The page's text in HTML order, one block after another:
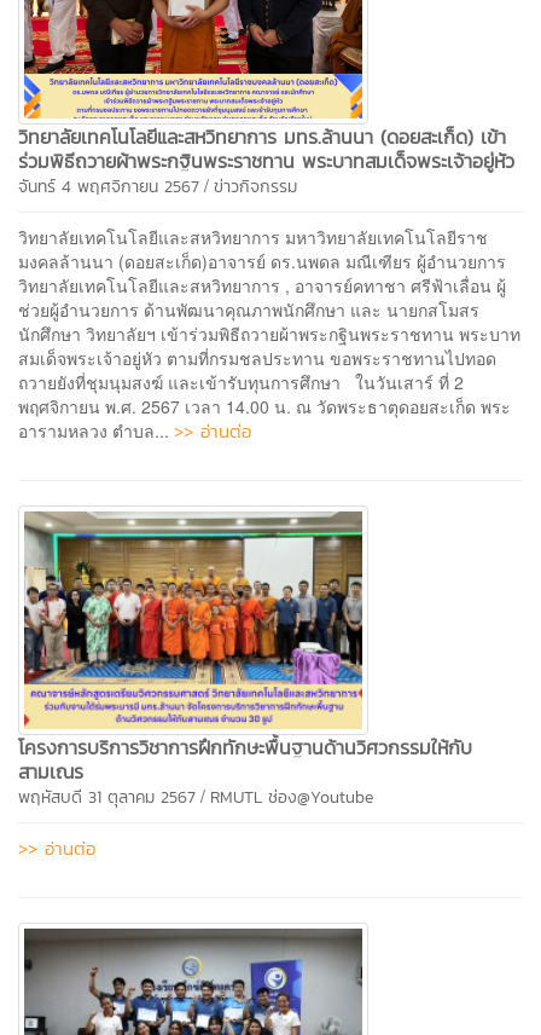
วิทยาลัยเทคโนโลยีและสหวิทยาการ มทร.ล้านนา (ดอยสะเก็ด) เข้า
ร่วมพิธีถวายผ้าพระกฐินพระราชทาน พระบาทสมเด็จพระเจ้าอยู่หัว
จันทร์ 4 พฤศจิกายน 2567 / ข่าวกิจกรรม
วิทยาลัยเทคโนโลยีและสหวิทยาการ​ ​มหาวิทยาลัยเทคโนโลยีราช
มงคลล้านนา (ดอยสะเก็ด)​ อาจารย์ ดร.นพดล มณีเฑียร ผู้อำนวยการ
วิทยาลัยเทคโนโลยีและสหวิทยาการ , อาจารย์คทาชา ศรีฟ้าเลื่อน ผู้
ช่วยผู้อำนวยการ ด้านพัฒนาคุณภาพนักศึกษา และ นายกสโมสร
นักศึกษา วิทยาลัยฯ เข้าร่วมพิธีถวายผ้าพระกฐินพระราชทาน พระบาท
สมเด็จพระเจ้าอยู่หัว ตามที่กรมชลประทาน ขอพระราชทานไปทอด
ถวายยังที่ชุมนุมสงฆ์ และเข้ารับทุนการศึกษา ในวันเสาร์ ที่ 2
พฤศจิกายน พ.ศ. 2567 เวลา 14.00 น. ณ วัดพระธาตุดอยสะเก็ด พระ
อารามหลวง ตำบล... >> อ่านต่อ
โครงการบริการวิชาการฝึกทักษะพื้นฐานด้านวิศวกรรมให้กับ
สามเณร
พฤหัสบดี 31 ตุลาคม 2567 / RMUTL ช่อง@Youtube
>> อ่านต่อ